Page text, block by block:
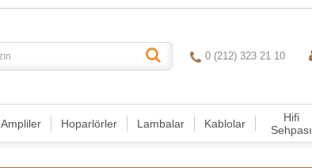
0 (212) 323 21 10
Ampliler Hoparlörler Lambalar Kablolar
Hifi
Sehpası